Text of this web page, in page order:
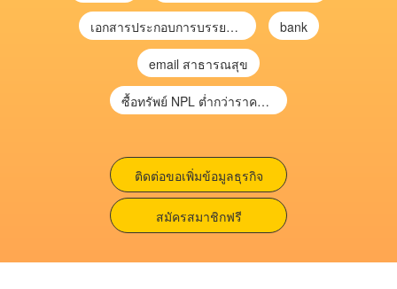
เอกสารประกอบการบรรยาย การประเมินความเสี่ยงเพื่อวางแผนการตรวจสอบ \ bank
email สาธารณสุข
ซื้อทรัพย์ NPL ต่ำกว่าราคาตลาด 30-70% แบบไม่ต้องไปประมูล”
ติดต่อขอเพิ่มข้อมูลธุรกิจ
สมัครสมาชิกฟรี